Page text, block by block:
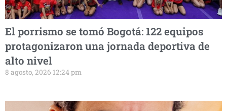
El porrismo se tomó Bogotá: 122 equipos
protagonizaron una jornada deportiva de
alto nivel
8 agosto, 2026 12:24 pm